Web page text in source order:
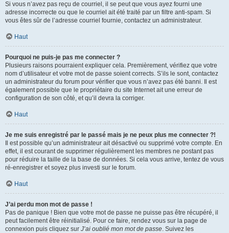
Si vous n’avez pas reçu de courriel, il se peut que vous ayez fourni une
adresse incorrecte ou que le courriel ait été traité par un filtre anti-spam. Si
vous êtes sûr de l’adresse courriel fournie, contactez un administrateur.
Haut
Pourquoi ne puis-je pas me connecter ?
Plusieurs raisons pourraient expliquer cela. Premièrement, vérifiez que votre
nom d’utilisateur et votre mot de passe soient corrects. S’ils le sont, contactez
un administrateur du forum pour vérifier que vous n’avez pas été banni. Il est
également possible que le propriétaire du site Internet ait une erreur de
configuration de son côté, et qu’il devra la corriger.
Haut
Je me suis enregistré par le passé mais je ne peux plus me connecter ?!
Il est possible qu’un administrateur ait désactivé ou supprimé votre compte. En
effet, il est courant de supprimer régulièrement les membres ne postant pas
pour réduire la taille de la base de données. Si cela vous arrive, tentez de vous
ré-enregistrer et soyez plus investi sur le forum.
Haut
J’ai perdu mon mot de passe !
Pas de panique ! Bien que votre mot de passe ne puisse pas être récupéré, il
peut facilement être réinitialisé. Pour ce faire, rendez vous sur la page de
connexion puis cliquez sur J’ai oublié mon mot de passe. Suivez les